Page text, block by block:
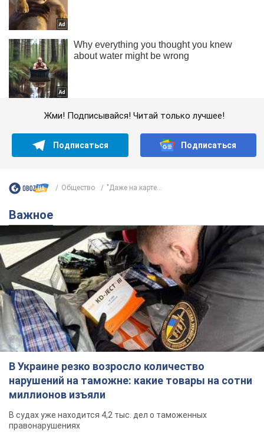
Жми! Подписывайся! Читай только лучшее!
Подписаться Подписаться
Общество "Даже на карте...
Важное
В Украине резко возросло количество
нарушений на таможне: какие товары на сотни
миллионов изъяли
В судах уже находится 4,2 тыс. дел о таможенных
правонарушениях